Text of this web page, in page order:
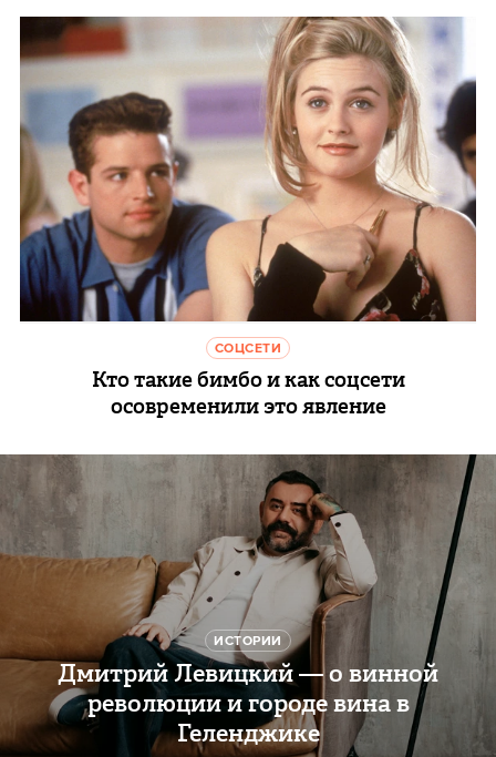
СОЦСЕТИ
Кто такие бимбо и как соцсети
осовременили это явление
ИСТОРИИ
Дмитрий Левицкий — о винной
революции и городе вина в
Геленджике